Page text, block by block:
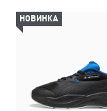
НОВИНКА